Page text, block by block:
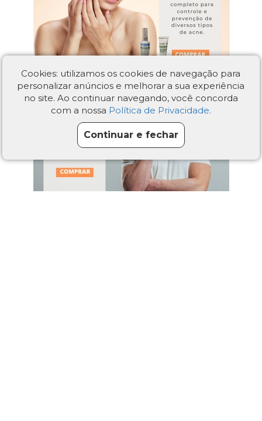
Cookies: utilizamos os cookies de navegação para
personalizar anúncios e melhorar a sua experiência
no site. Ao continuar navegando, você concorda
com a nossa Política de Privacidade.
Continuar e fechar